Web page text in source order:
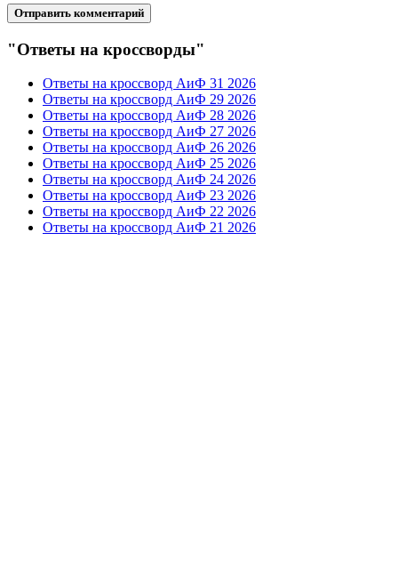
"Ответы на кроссворды"
Ответы на кроссворд АиФ 31 2026
Ответы на кроссворд АиФ 29 2026
Ответы на кроссворд АиФ 28 2026
Ответы на кроссворд АиФ 27 2026
Ответы на кроссворд АиФ 26 2026
Ответы на кроссворд АиФ 25 2026
Ответы на кроссворд АиФ 24 2026
Ответы на кроссворд АиФ 23 2026
Ответы на кроссворд АиФ 22 2026
Ответы на кроссворд АиФ 21 2026